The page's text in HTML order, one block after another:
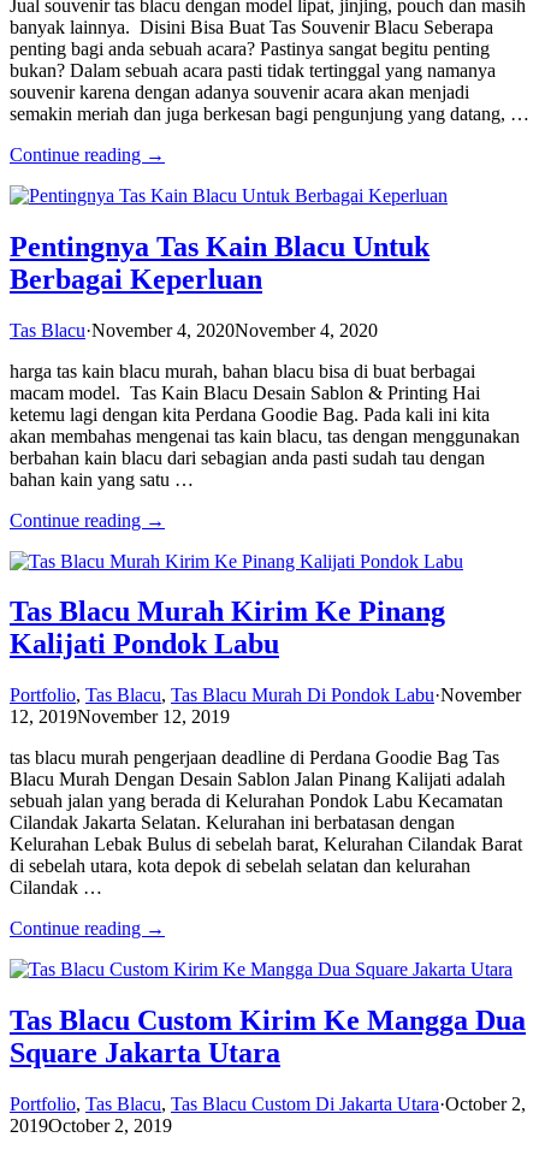
Jual souvenir tas blacu dengan model lipat, jinjing, pouch dan masih
banyak lainnya. Disini Bisa Buat Tas Souvenir Blacu Seberapa
penting bagi anda sebuah acara? Pastinya sangat begitu penting
bukan? Dalam sebuah acara pasti tidak tertinggal yang namanya
souvenir karena dengan adanya souvenir acara akan menjadi
semakin meriah dan juga berkesan bagi pengunjung yang datang, …
Continue reading →
Pentingnya Tas Kain Blacu Untuk
Berbagai Keperluan
Tas Blacu·November 4, 2020November 4, 2020
harga tas kain blacu murah, bahan blacu bisa di buat berbagai
macam model. Tas Kain Blacu Desain Sablon & Printing Hai
ketemu lagi dengan kita Perdana Goodie Bag. Pada kali ini kita
akan membahas mengenai tas kain blacu, tas dengan menggunakan
berbahan kain blacu dari sebagian anda pasti sudah tau dengan
bahan kain yang satu …
Continue reading →
Tas Blacu Murah Kirim Ke Pinang
Kalijati Pondok Labu
Portfolio, Tas Blacu, Tas Blacu Murah Di Pondok Labu·November
12, 2019November 12, 2019
tas blacu murah pengerjaan deadline di Perdana Goodie Bag Tas
Blacu Murah Dengan Desain Sablon Jalan Pinang Kalijati adalah
sebuah jalan yang berada di Kelurahan Pondok Labu Kecamatan
Cilandak Jakarta Selatan. Kelurahan ini berbatasan dengan
Kelurahan Lebak Bulus di sebelah barat, Kelurahan Cilandak Barat
di sebelah utara, kota depok di sebelah selatan dan kelurahan
Cilandak …
Continue reading →
Tas Blacu Custom Kirim Ke Mangga Dua
Square Jakarta Utara
Portfolio, Tas Blacu, Tas Blacu Custom Di Jakarta Utara·October 2,
2019October 2, 2019